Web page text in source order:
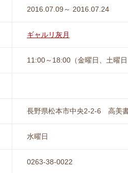
2016.07.09～ 2016.07.24
ギャルリ灰月
11:00～18:00（金曜日、土曜
長野県松本市中央2-2-6 高美
水曜日
0263-38-0022